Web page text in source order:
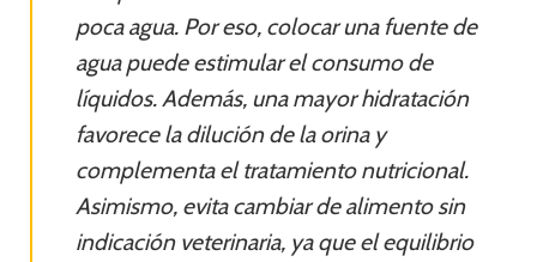
poca agua. Por eso, colocar una fuente de
agua puede estimular el consumo de
líquidos. Además, una mayor hidratación
favorece la dilución de la orina y
complementa el tratamiento nutricional.
Asimismo, evita cambiar de alimento sin
indicación veterinaria, ya que el equilibrio